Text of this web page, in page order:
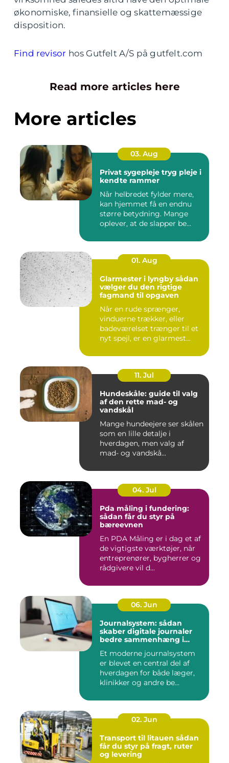
økonomiske, finansielle og skattemæssige
disposition.
Find revisor hos Gutfelt A/S på gutfelt.com
Read more articles here
More articles
03. Aug
Privat sygepleje tryg pleje i
kendte rammer
Når helbredet fylder mere,
kan hjemmet få en endnu
større betydning. Mange
oplever, at de slapper be...
01. Aug
Glarmester i lyngby sådan
vælger du den rigtige
fagmand til opgaven
Når en rude sprænger,
vinduerne trækker, eller
badeværelset trænger til et
nyt spejl, er en glarmest...
11. Jul
Hundeskåle: guide til valg
af den rette mad- og
vandskål
Mange hundeejere ser skålen
som en lille detalje i
hverdagen, men valg af
mad- og vandskå...
04. Jul
Pda måling i fundering:
sådan får du styr på
bæreevnen
En PDA Måling er i dag et af
de vigtigste værktøjer, når
entreprenører, bygherrer og
rådgivere vil d...
06. Jun
Journalsystem: sådan
skaber digitale journaler
bedre sammenhæng i
Et moderne journalsystem
er blevet en central del af
hverdagen for både læger,
klinikker og andre be...
02. Jun
Transport til litauen sådan
får du styr på fragt, ruter
og levering